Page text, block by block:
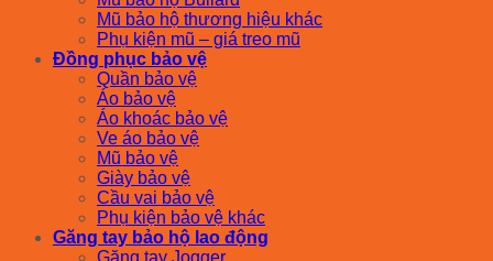
Mũ bảo hộ thương hiệu khác
Phụ kiện mũ – giá treo mũ
Đồng phục bảo vệ
Quần bảo vệ
Áo bảo vệ
Áo khoác bảo vệ
Ve áo bảo vệ
Mũ bảo vệ
Giày bảo vệ
Cầu vai bảo vệ
Phụ kiện bảo vệ khác
Găng tay bảo hộ lao động
Găng tay Jogger